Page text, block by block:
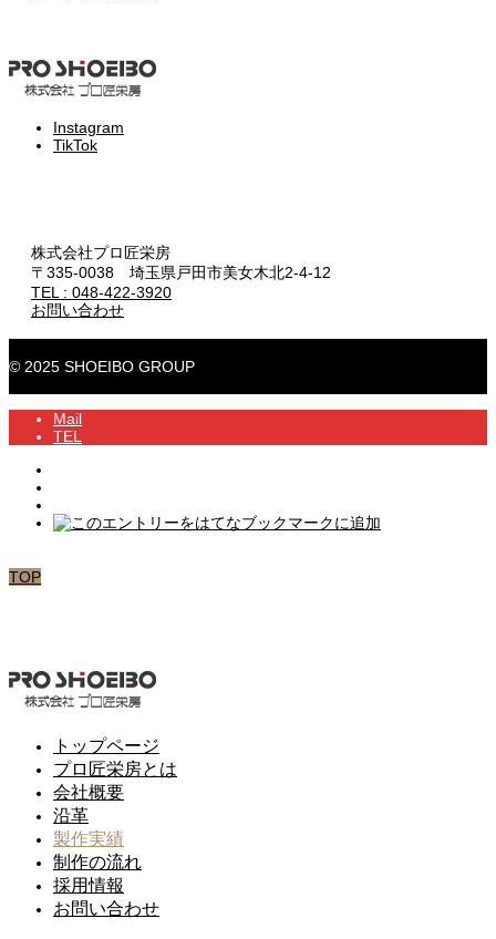
Instagram
TikTok
株式会社プロ匠栄房
〒335-0038 埼玉県戸田市美女木北2-4-12
TEL : 048-422-3920
お問い合わせ
© 2025 SHOEIBO GROUP
Mail
TEL
TOP
トップページ
プロ匠栄房とは
会社概要
沿革
製作実績
制作の流れ
採用情報
お問い合わせ